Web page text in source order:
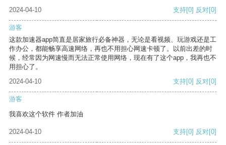
2024-04-10
支持[0] 反对[0]
游客
这款加速器app简直是居家旅行必备神器，无论是看视频、玩游戏还是工
作办公，都能畅享高速网络，再也不用担心网速卡顿了。以前出差的时
候，经常因为网速慢而无法正常使用网络，现在有了这个app，我再也不
用担心了。
2024-04-10
支持[0] 反对[0]
游客
我喜欢这个软件 作者加油
2024-04-10 支持[0] 反对[0]